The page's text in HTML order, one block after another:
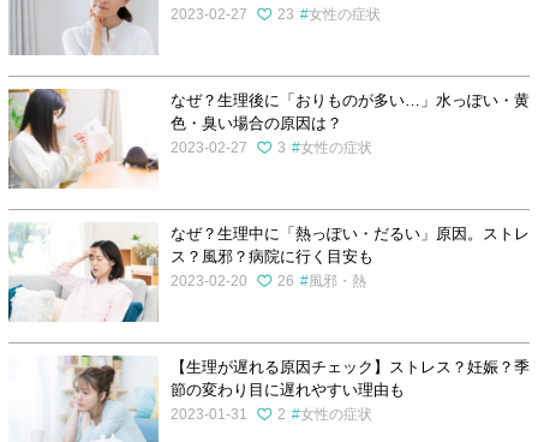
2023-02-27 23 女性の症状
なぜ？生理後に「おりものが多い…」水っぽい・黄
色・臭い場合の原因は？
2023-02-27 3 女性の症状
なぜ？生理中に「熱っぽい・だるい」原因。ストレ
ス？風邪？病院に行く目安も
2023-02-20 26 風邪・熱
【生理が遅れる原因チェック】ストレス？妊娠？季
節の変わり目に遅れやすい理由も
2023-01-31 2 女性の症状